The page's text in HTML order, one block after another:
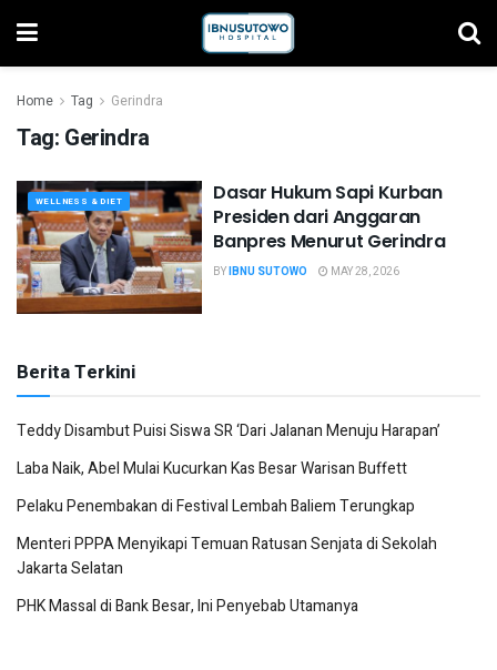
Home Tag Gerindra
Tag: Gerindra
WELLNESS & DIET
Dasar Hukum Sapi Kurban
Presiden dari Anggaran
Banpres Menurut Gerindra
BYIBNU SUTOWO MAY 28, 2026
Berita Terkini
Teddy Disambut Puisi Siswa SR ‘Dari Jalanan Menuju Harapan’
Laba Naik, Abel Mulai Kucurkan Kas Besar Warisan Buffett
Pelaku Penembakan di Festival Lembah Baliem Terungkap
Menteri PPPA Menyikapi Temuan Ratusan Senjata di Sekolah
Jakarta Selatan
PHK Massal di Bank Besar, Ini Penyebab Utamanya